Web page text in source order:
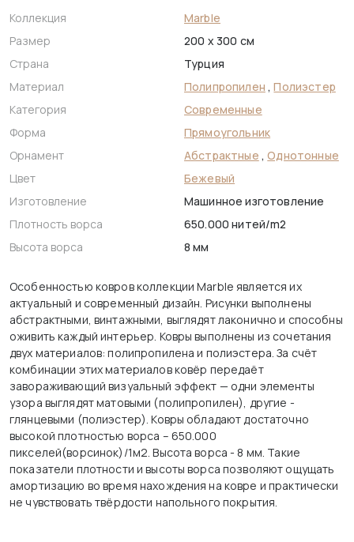
Коллекция
Marble
Размер
200 x 300 см
Страна
Турция
Материал
Полипропилен ,Полиэстер
Категория
Современные
Форма
Прямоугольник
Орнамент
Абстрактные ,Однотонные
Цвет
Бежевый
Изготовление
Машинное изготовление
Плотность ворса
650.000 нитей/m2
Высота ворса
8 мм
Особенностью ковров коллекции Marble является их
актуальный и современный дизайн. Рисунки выполнены
абстрактными, винтажными, выглядят лаконично и способны
оживить каждый интерьер. Ковры выполнены из сочетания
двух материалов: полипропилена и полиэстера. За счёт
комбинации этих материалов ковёр передаёт
завораживающий визуальный эффект — одни элементы
узора выглядят матовыми (полипропилен), другие -
глянцевыми (полиэстер). Ковры обладают достаточно
высокой плотностью ворса – 650.000
пикселей(ворсинок)/1м2. Высота ворса - 8 мм. Такие
показатели плотности и высоты ворса позволяют ощущать
амортизацию во время нахождения на ковре и практически
не чувствовать твёрдости напольного покрытия.